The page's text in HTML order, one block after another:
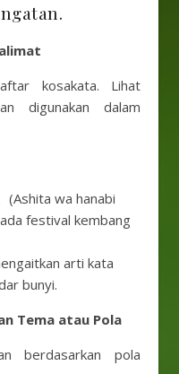
kosakata. Lihat
digunakan dalam
(Ashita wa hanabi
festival kembang
arti kata
bunyi.
Tema atau Pola
berdasarkan pola